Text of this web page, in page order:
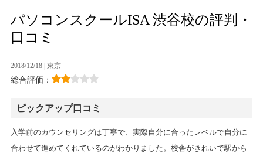
パソコンスクールISA 渋谷校の評判・
口コミ
2018/12/18 | 東京
総合評価：
ピックアップ口コミ
入学前のカウンセリングは丁寧で、実際自分に合ったレベルで自分に
合わせて進めてくれているのがわかりました。校舎がきれいで駅から